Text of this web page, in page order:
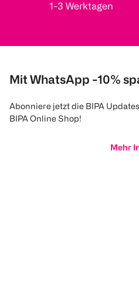
1-3 Werktagen
Mit WhatsApp -10%
Abonniere jetzt die BIPA
BIPA Online Shop!
Mehr